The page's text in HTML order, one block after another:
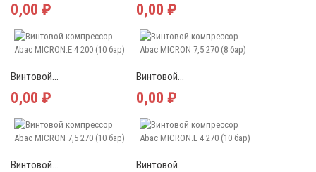
0,00 ₽ 0,00 ₽
Винтовой...
0,00 ₽
Винтовой...
0,00 ₽
Винтовой... Винтовой...